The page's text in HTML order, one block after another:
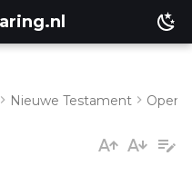
Nieuwe Testament